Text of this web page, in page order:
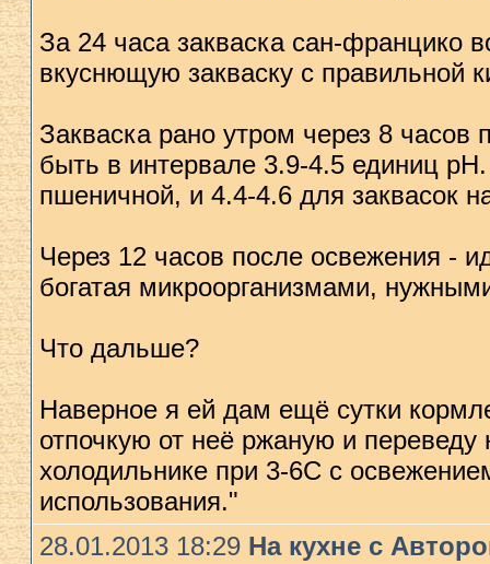
За 24 часа закваска сан-францико
вкуснющую закваску с правильной
Закваска рано утром через 8
быть в интервале 3.9-4.5 единиц
пшеничной, и 4.4-4.6 для заквасoк
Через 12 часов после освежения -
богатая микроорганизмами,
Что дальше?
Наверное я ей дам ещё сутки
отпочкую от неё ржаную и
холодильнике при 3-6С с
использования."
28.01.2013 18:29 На кухне с